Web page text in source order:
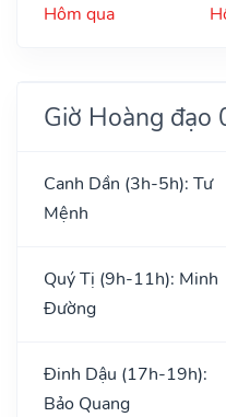
Hôm qua
Giờ Hoàng
Canh Dần (3h-5h): Tư
Mệnh
Quý Tị (9h-11h): Minh
Đường
Đinh Dậu (17h-19h):
Bảo Quang